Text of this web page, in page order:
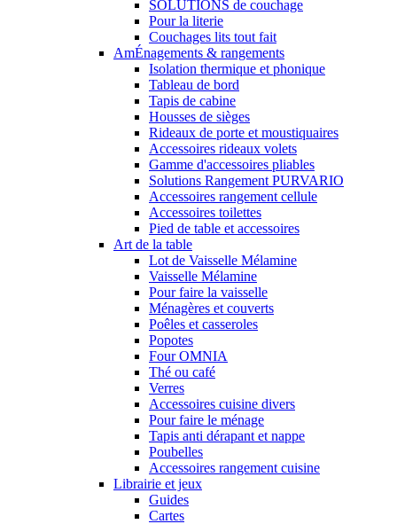
SOLUTIONS de couchage
Pour la literie
Couchages lits tout fait
AmÉnagements & rangements
Isolation thermique et phonique
Tableau de bord
Tapis de cabine
Housses de sièges
Rideaux de porte et moustiquaires
Accessoires rideaux volets
Gamme d'accessoires pliables
Solutions Rangement PURVARIO
Accessoires rangement cellule
Accessoires toilettes
Pied de table et accessoires
Art de la table
Lot de Vaisselle Mélamine
Vaisselle Mélamine
Pour faire la vaisselle
Ménagères et couverts
Poêles et casseroles
Popotes
Four OMNIA
Thé ou café
Verres
Accessoires cuisine divers
Pour faire le ménage
Tapis anti dérapant et nappe
Poubelles
Accessoires rangement cuisine
Librairie et jeux
Guides
Cartes